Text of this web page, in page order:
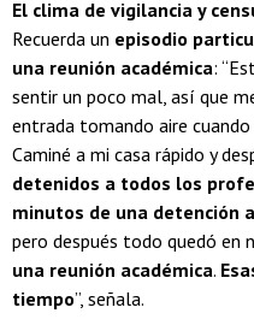
El clima de vigilancia y
Recuerda un episodio
una reunión académica:
sentir un poco mal, así que
entrada tomando aire
Caminé a mi casa rápido y
detenidos a todos los
minutos de una detención
pero después todo quedó en
una reunión académica.
tiempo”, señala.